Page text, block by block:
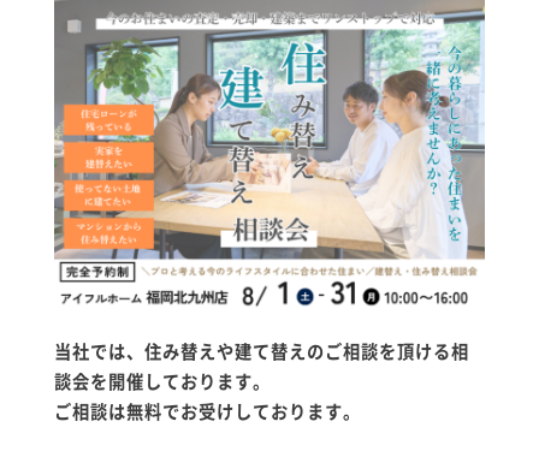
コンセプト
当社では、住み替えや建て替えのご相談を頂ける相
談会を開催しております。
ご相談は無料でお受けしております。